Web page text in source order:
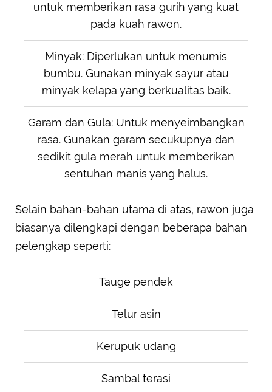
untuk memberikan rasa gurih yang kuat
pada kuah rawon.
Minyak: Diperlukan untuk menumis
bumbu. Gunakan minyak sayur atau
minyak kelapa yang berkualitas baik.
Garam dan Gula: Untuk menyeimbangkan
rasa. Gunakan garam secukupnya dan
sedikit gula merah untuk memberikan
sentuhan manis yang halus.
Selain bahan-bahan utama di atas, rawon juga
biasanya dilengkapi dengan beberapa bahan
pelengkap seperti:
Tauge pendek
Telur asin
Kerupuk udang
Sambal terasi